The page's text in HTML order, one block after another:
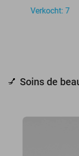
Verkocht: 7
💅 Soins de